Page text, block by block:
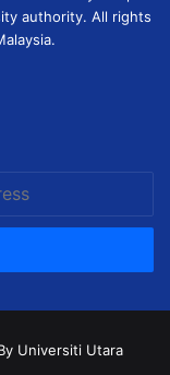
authority. All rights
Universiti Utara